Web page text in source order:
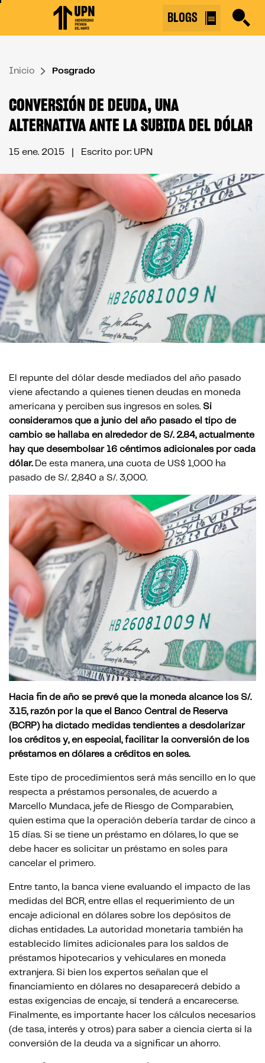
↷
BLOGS
Inicio Posgrado
CONVERSIÓN DE DEUDA, UNA
ALTERNATIVA ANTE LA SUBIDA DEL DÓLAR
15 ene. 2015 | Escrito por: UPN
El repunte del dólar desde mediados del año pasado
viene afectando a quienes tienen deudas en moneda
americana y perciben sus ingresos en soles. Si
consideramos que a junio del año pasado el tipo de
cambio se hallaba en alrededor de S/. 2.84, actualmente
hay que desembolsar 16 céntimos adicionales por cada
dólar.De esta manera, una cuota de US$ 1,000 ha
pasado de S/. 2,840 a S/. 3,000.
Hacia fin de año se prevé que la moneda alcance los S/.
3.15, razón por la que el Banco Central de Reserva
(BCRP) ha dictado medidas tendientes a desdolarizar
los créditos y, en especial, facilitar la conversión de los
préstamos en dólares a créditos en soles.
Este tipo de procedimientos será más sencillo en lo que
respecta a préstamos personales, de acuerdo a
Marcello Mundaca, jefe de Riesgo de Comparabien,
quien estima que la operación debería tardar de cinco a
15 días. Si se tiene un préstamo en dólares, lo que se
debe hacer es solicitar un préstamo en soles para
cancelar el primero.
Entre tanto, la banca viene evaluando el impacto de las
medidas del BCR, entre ellas el requerimiento de un
encaje adicional en dólares sobre los depósitos de
dichas entidades. La autoridad monetaria también ha
establecido límites adicionales para los saldos de
préstamos hipotecarios y vehiculares en moneda
extranjera. Si bien los expertos señalan que el
financiamiento en dólares no desaparecerá debido a
estas exigencias de encaje, sí tenderá a encarecerse.
Finalmente, es importante hacer los cálculos necesarios
(de tasa, interés y otros) para saber a ciencia cierta si la
conversión de la deuda va a significar un ahorro.